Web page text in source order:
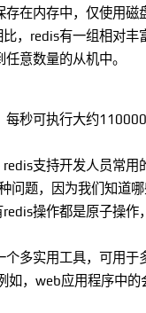
在内存中，仅使用磁
，redis有一组相对丰
意数量的从机中。
每秒可执行大约
redis支持开发人员常
问题，因为我们知道
操作都是原子操
个多实用工具，可用
如，web应用程序中的